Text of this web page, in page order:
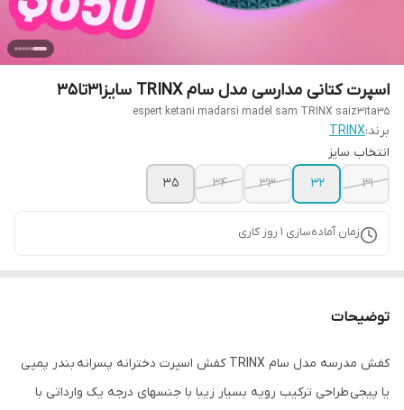
اسپرت کتانی مدارسی مدل سام TRINX سایز31تا35
espert ketani madarsi madel sam TRINX saiz31ta35
برند:TRINX
انتخاب سایز
31
32
33
34
35
زمان آماده‌سازی 1 روز کاری
توضیحات
کفش مدرسه مدل سام TRINX کفش اسپرت دخترانه پسرانه بندر پمپی
یا پیجی طراحی ترکیب رویه بسیار زیبا با جنسهای درجه یک وارداتی با